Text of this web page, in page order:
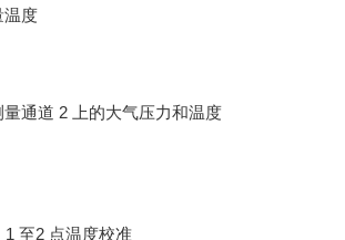
温度
通道 2 上的大气压力和温度
1 至2 点温度校准